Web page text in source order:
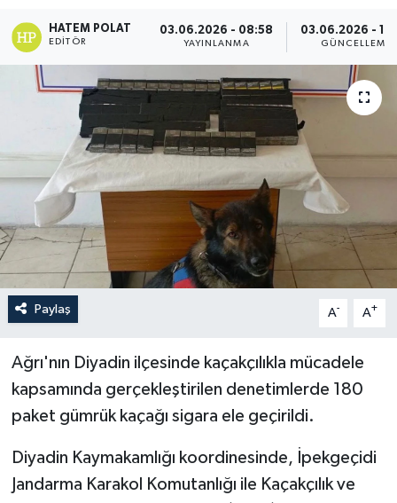
HATEM POLAT
EDITÖR
03.06.2026 - 08:58
YAYINLANMA
03.06.2026 -
GÜNCELLEME
Paylaş A- A+
Ağrı'nın Diyadin ilçesinde kaçakçılıkla mücadele
kapsamında gerçekleştirilen denetimlerde 180
paket gümrük kaçağı sigara ele geçirildi.
Diyadin Kaymakamlığı koordinesinde, İpekgeçidi
Jandarma Karakol Komutanlığı ile Kaçakçılık ve